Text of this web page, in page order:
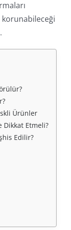
korunabileceği
Ürünler
Dikkat Etmeli?
Edilir?